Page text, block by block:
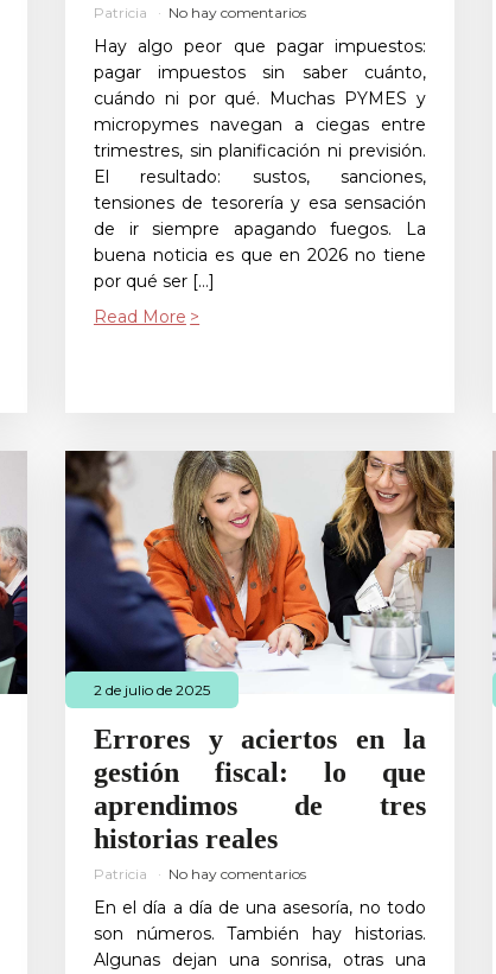
Patricia No hay comentarios
Hay algo peor que pagar impuestos:
pagar impuestos sin saber cuánto,
cuándo ni por qué. Muchas PYMES y
micropymes navegan a ciegas entre
trimestres, sin planificación ni previsión.
El resultado: sustos, sanciones,
tensiones de tesorería y esa sensación
de ir siempre apagando fuegos. La
buena noticia es que en 2026 no tiene
por qué ser […]
Read More
2 de julio de 2025
Errores y aciertos en la
gestión fiscal: lo que
aprendimos de tres
historias reales
Patricia No hay comentarios
En el día a día de una asesoría, no todo
son números. También hay historias.
Algunas dejan una sonrisa, otras una